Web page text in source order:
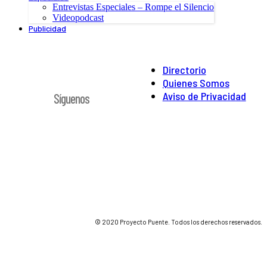
Entrevistas Especiales – Rompe el Silencio
Videopodcast
Publicidad
Directorio
Quienes Somos
Aviso de Privacidad
Síguenos
© 2020 Proyecto Puente. Todos los derechos reservados.